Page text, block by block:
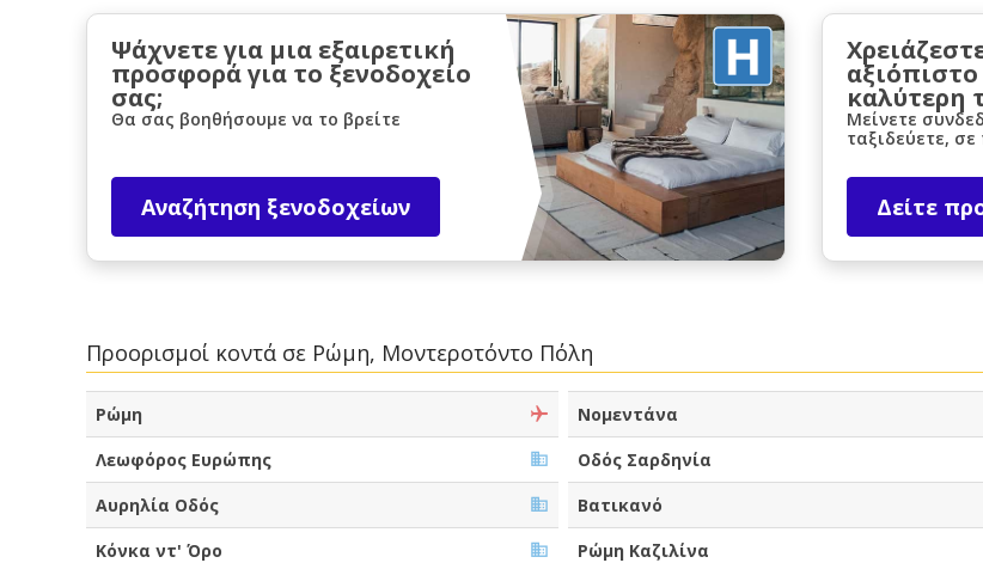
Ψάχνετε για μια εξαιρετική
προσφορά για το ξενοδοχείο
σας;
Θα σας βοηθήσουμε να το βρείτε
Αναζήτηση ξενοδοχείων
καλύτερη
Μείνετε
ταξιδεύετε, σε
Δείτε
Προορισμοί κοντά σε Ρώμη, Μοντεροτόντο Πόλη
Ρώμη Νομεντάνα
Λεωφόρος Ευρώπης
Οδός Σαρδηνία
Αυρηλία Οδός
Βατικανό
Κόνκα ντ' Όρο
Ρώμη Καζιλίνα
Μεγάλες εξοικονομήσεις
Αποκτήστε πρόσβαση σε αποκλειστικές
προσφορές συνεργατών
Σύνδεση με eLink